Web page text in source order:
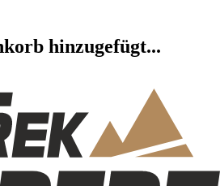
hinzugefügt...